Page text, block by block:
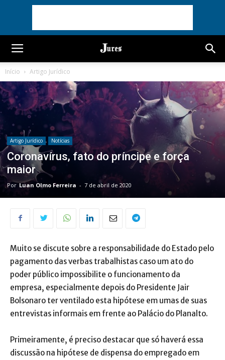
Início Artigo Jurídico
Artigo Jurídico Notícias
Coronavírus, fato do príncipe e força
maior
Por Luan Olmo Ferreira - 7 de abril de 2020
Muito se discute sobre a responsabilidade do Estado pelo
pagamento das verbas trabalhistas caso um ato do
poder público impossibilite o funcionamento da
empresa, especialmente depois do Presidente Jair
Bolsonaro ter ventilado esta hipótese em umas de suas
entrevistas informais em frente ao Palácio do Planalto.
Primeiramente, é preciso destacar que só haverá essa
discussão na hipótese de dispensa do empregado em